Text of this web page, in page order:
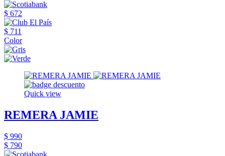
$ 672
$ 711
Color
Quick view
REMERA JAMIE
$ 990
$ 790